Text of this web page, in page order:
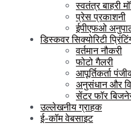
स्वतंत्र बाहरी
प्रेस प्रकाशनी
ईपीएफओ
डिस्कवर सिक्योरिटी
वर्तमान नौकरी
फोटो गैलरी
आपूर्तिकर्ता
अनुसंधान और
सेंटर फॉर
उल्लेखनीय ग्राहक
ई-कॉम वेबसाइट